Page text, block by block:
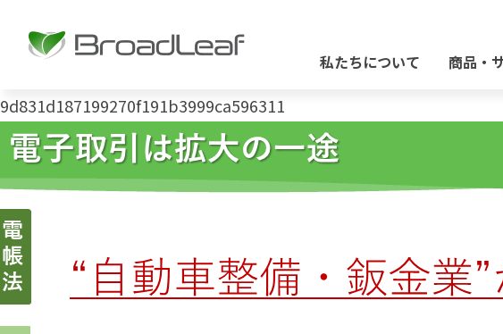
私たちについて 商品・
9d831d187199270f191b3999ca596311